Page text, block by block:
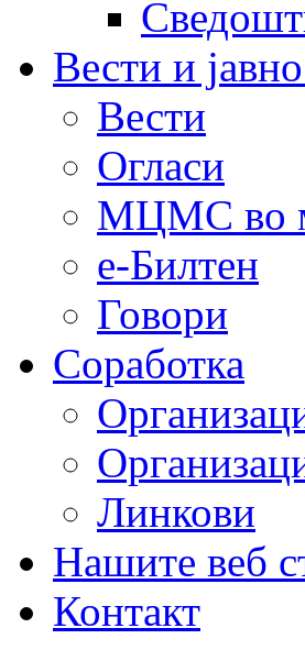
Вести и
Вести
Огласи
МЦМС во
е-Билтен
Говори
Соработка
Линкови
Нашите веб
Контакт